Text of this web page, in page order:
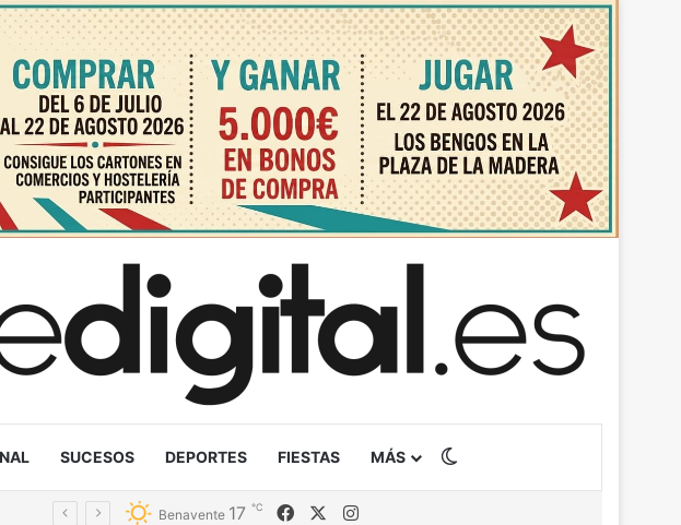
SUCESOS DEPORTES FIESTAS MÁS
Benavente 17 ℃ FacebookInstagram